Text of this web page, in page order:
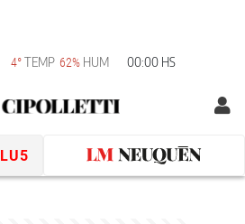
4°TEMP 62% HUM 00:00 HS
LU5